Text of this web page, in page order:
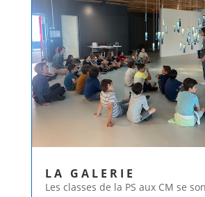
LA GALERIE
Les classes de la PS aux CM se